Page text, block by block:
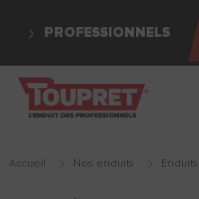
PROFESSIONNELS
Accueil Nos enduits